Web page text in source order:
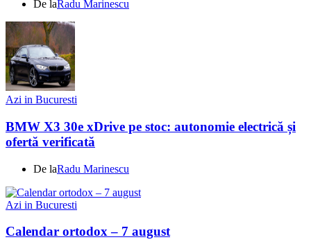
De laRadu Marinescu
Azi in Bucuresti
BMW X3 30e xDrive pe stoc: autonomie electrică și
ofertă verificată
De laRadu Marinescu
Azi in Bucuresti
Calendar ortodox – 7 august